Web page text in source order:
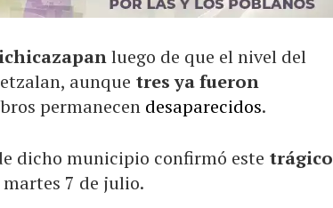
luego de que el nivel del
aunque tres ya fueron
permanecen desaparecidos.
dicho municipio confirmó este trágico
7 de julio.